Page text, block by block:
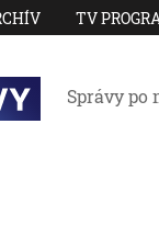
TV
Správy po